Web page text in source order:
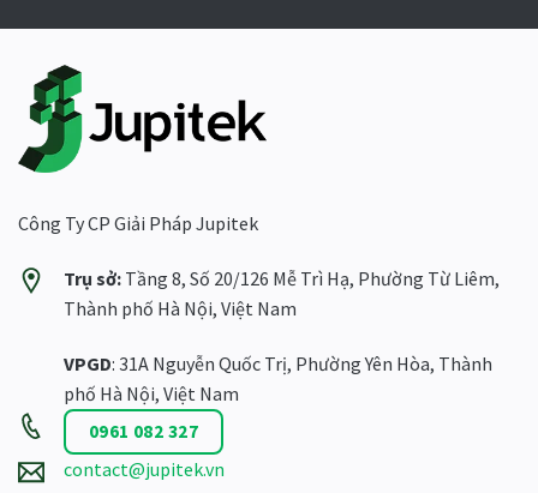
Công Ty CP Giải Pháp Jupitek
Trụ sở: Tầng 8, Số 20/126 Mễ Trì Hạ, Phường Từ Liêm,
Thành phố Hà Nội, Việt Nam
VPGD: 31A Nguyễn Quốc Trị, Phường Yên Hòa, Thành
phố Hà Nội, Việt Nam
0961 082 327
contact@jupitek.vn